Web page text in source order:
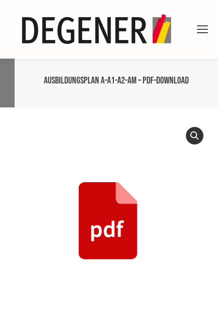
Ausbildungsplan A-A1-A2-AM – PDF-Download